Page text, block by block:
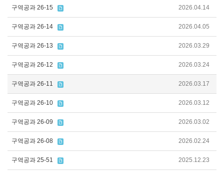
구역공과 26-15 2026.04.14
구역공과 26-14 2026.04.05
구역공과 26-13 2026.03.29
구역공과 26-12 2026.03.24
구역공과 26-11 2026.03.17
구역공과 26-10 2026.03.12
구역공과 26-09 2026.03.02
구역공과 26-08 2026.02.24
구역공과 25-51 2025.12.23